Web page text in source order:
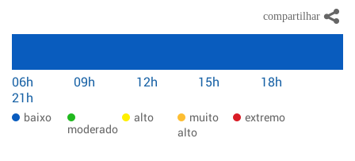
06h 09h 12h 15h
18h
21h
baixo
moderado
alto
muito
alto
extremo